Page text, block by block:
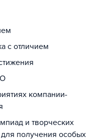
с отличием
компании-
и творческих
получения особых